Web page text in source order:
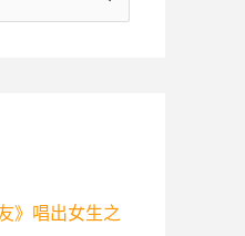
》唱出女生之